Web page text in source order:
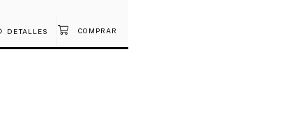
DETALLES